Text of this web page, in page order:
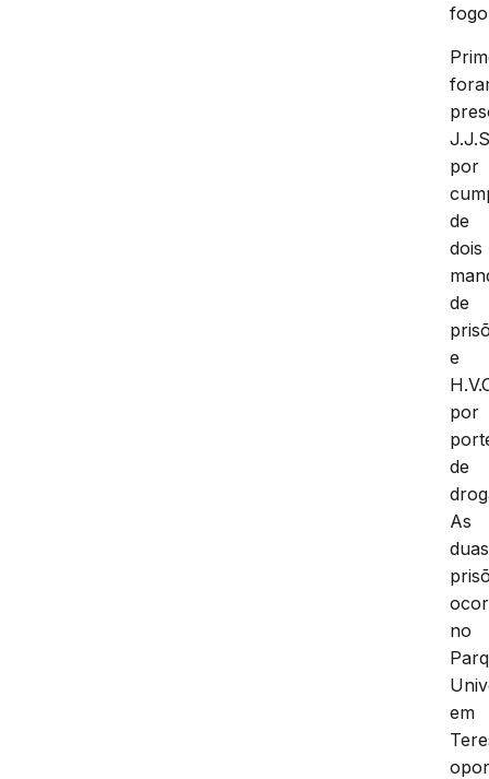
por
de
dois
de
e
por
de
As
duas
no
em